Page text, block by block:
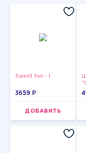
Sweet Хит - 1
3659 P
ДОБАВИТЬ
2